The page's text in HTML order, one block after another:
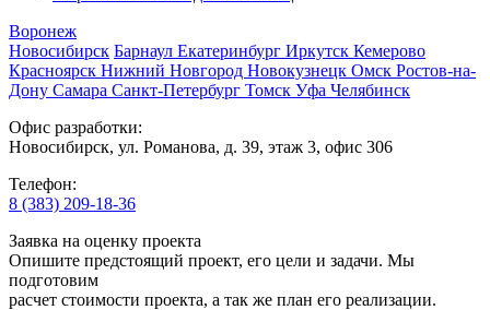
Воронеж
Новосибирск Барнаул Екатеринбург Иркутск Кемерово
Красноярск Нижний Новгород Новокузнецк Омск Ростов-на-
Дону Самара Санкт-Петербург Томск Уфа Челябинск
Офис разработки:
Новосибирск, ул. Романова, д. 39, этаж 3, офис 306
Телефон:
8 (383) 209-18-36
Заявка на оценку проекта
Опишите предстоящий проект, его цели и задачи. Мы
подготовим
расчет стоимости проекта, а так же план его реализации.